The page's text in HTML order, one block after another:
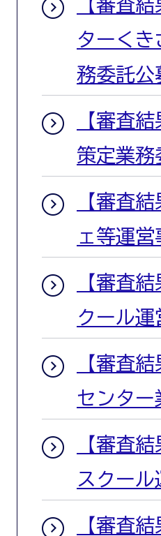
【審査
ターく
務委託公
【審査
策定業務
【審査
ェ等運
【審査
クール
【審査
センター
【審査
スクー
【審査